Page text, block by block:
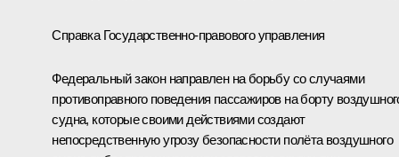
Справка Государственно-правового управления
Федеральный закон направлен на борьбу со случаями
противоправного поведения пассажиров на борту
судна, которые своими действиями создают
непосредственную угрозу безопасности полёта воздушного